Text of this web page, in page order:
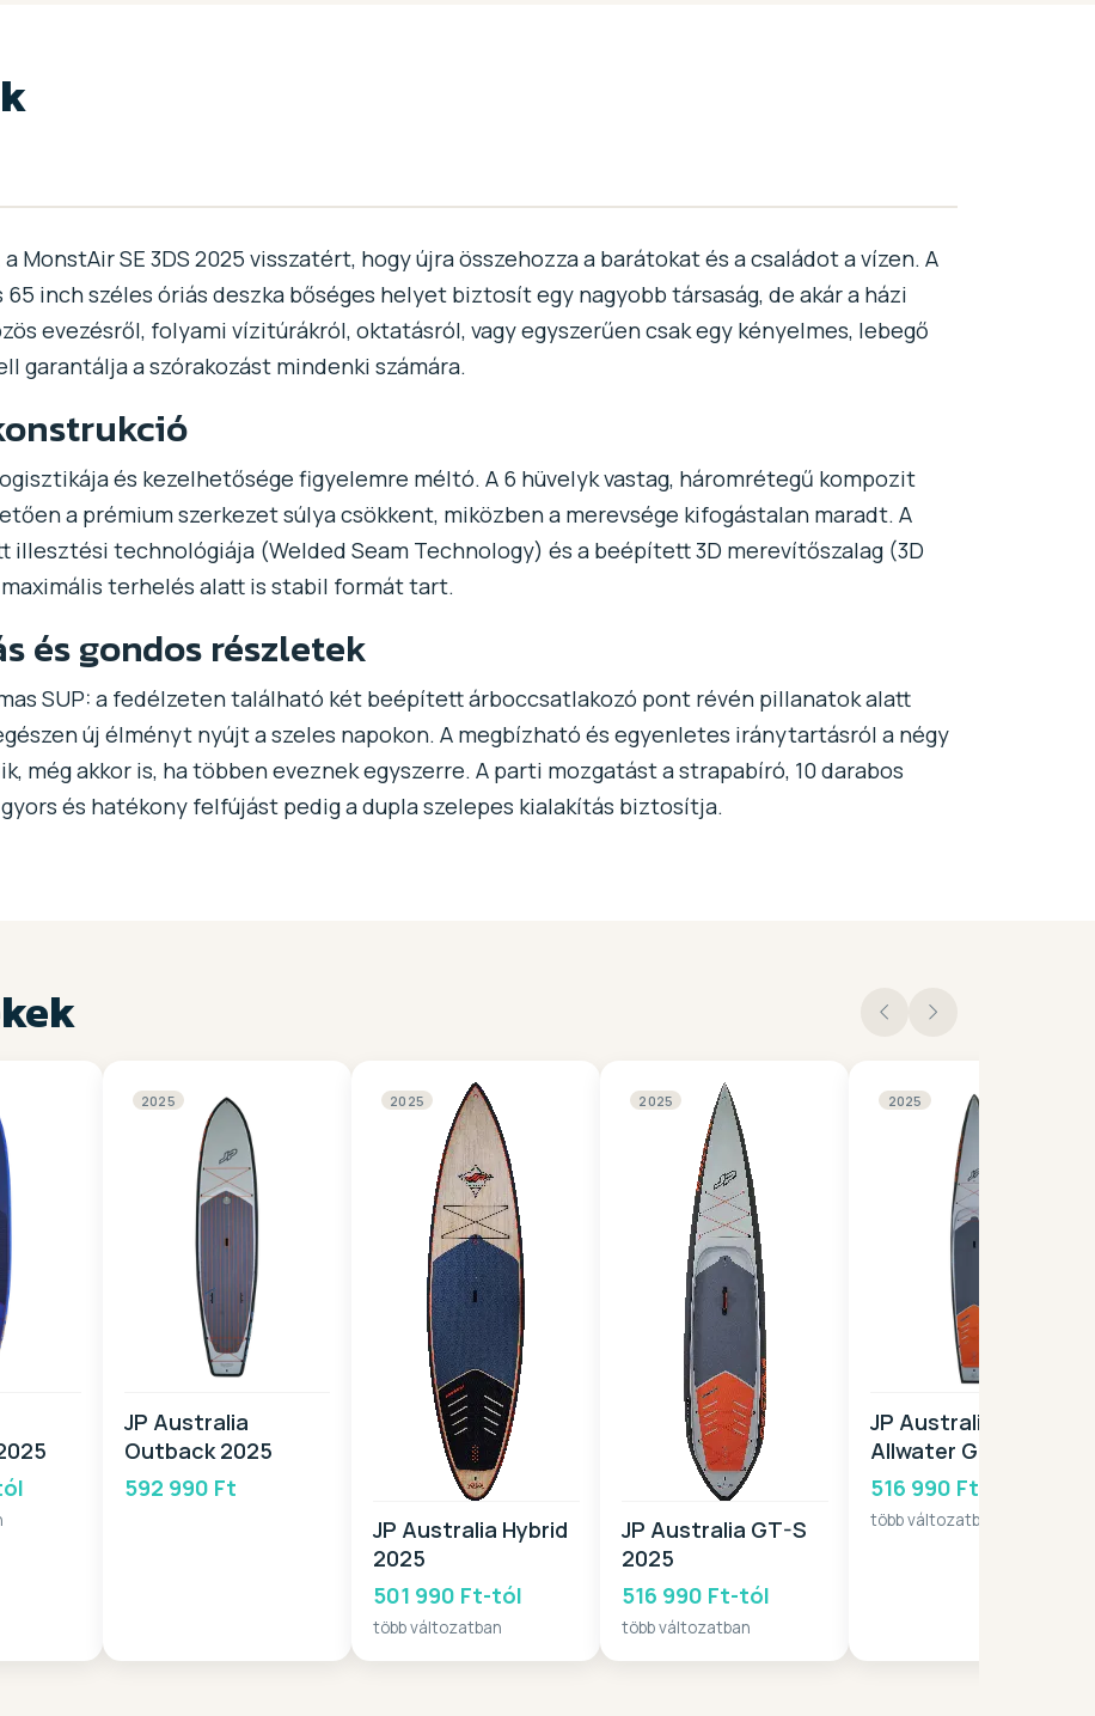
MonstAir SE 3DS 2025 visszatért, hogy újra összehozza a barátokat és a családot a vízen. A
inch széles óriás deszka bőséges helyet biztosít egy nagyobb társaság, de akár a házi
evezésről, folyami vízitúrákról, oktatásról, vagy egyszerűen csak egy kényelmes, lebegő
garantálja a szórakozást mindenki számára.
és kezelhetősége figyelemre méltó. A 6 hüvelyk vastag, háromrétegű kompozit
a prémium szerkezet súlya csökkent, miközben a merevsége kifogástalan maradt. A
illesztési technológiája (Welded Seam Technology) és a beépített 3D merevítőszalag (3D
terhelés alatt is stabil formát tart.
és gondos részletek
SUP: a fedélzeten található két beépített árboccsatlakozó pont révén pillanatok alatt
új élményt nyújt a szeles napokon. A megbízható és egyenletes iránytartásról a négy
még akkor is, ha többen eveznek egyszerre. A parti mozgatást a strapabíró, 10 darabos
és hatékony felfújást pedig a dupla szelepes kialakítás biztosítja.
2025
JP Australia
Outback 2025
592 990 Ft
2025
JP Australia Hybrid
2025
501 990 Ft-tól
több változatban
2025
JP Australia GT-S
2025
516 990 Ft-tól
több változatban
2025
JP Australia
Allwater GT 2025
516 990 Ft-tól
több változatban